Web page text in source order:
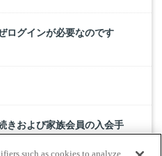
ログインが必要なのです
きおよび家族会員の入会手
such as cookies to analyze